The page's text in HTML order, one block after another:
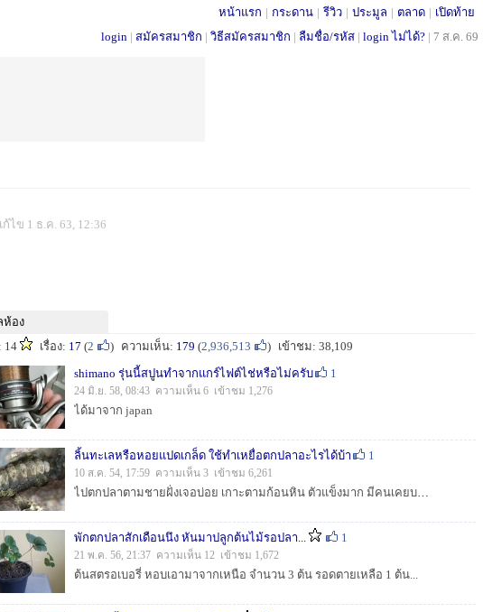
หน้าแรก | กระดาน | รีวิว | ประมูล | ตลาด | เปิดท้าย
login | สมัครสมาชิก | วิธีสมัครสมาชิก | ลืมชื่อ/รหัส | login ไม่ได้? | 7 ส.ค. 69
ก้ไข 1 ธ.ค. 63, 12:36
อง
14
เรื่อง: 17 (2 ) ความเห็น: 179 (2,936,513 ) เข้าชม: 38,109
shimano รุ่นนี้สปูนทำจากแกร์ไฟต์ไช่หรือไม่ครับ
1
24 มิ.ย. 58, 08:43 ความเห็น 6 เข้าชม 1,276
ได้มาจาก japan
ลิ้นทะเลหรือหอยแปดเกล็ด ใช้ทำเหยื่อตกปลาอะไรได้บ้า 1
10 ส.ค. 54, 17:59 ความเห็น 3 เข้าชม 6,261
ไปตกปลาตามชายฝั่งเจอบ่อย เกาะตามก้อนหิน ตัวแข็งมาก มีคนเคยบอกว่าทำเหยื่อตกปลาได้ แต่ไม่บอกว่าใช้ตกปลาอะไร ...
พักตกปลาสักเดือนนึง หันมาปลูกต้นไม้รอปลา... 1
21 พ.ค. 56, 21:37 ความเห็น 12 เข้าชม 1,672
ต้นสตรอเบอรี่ หอบเอามาจากเหนือ จำนวน 3 ต้น รอดตายเหลือ 1 ต้น...